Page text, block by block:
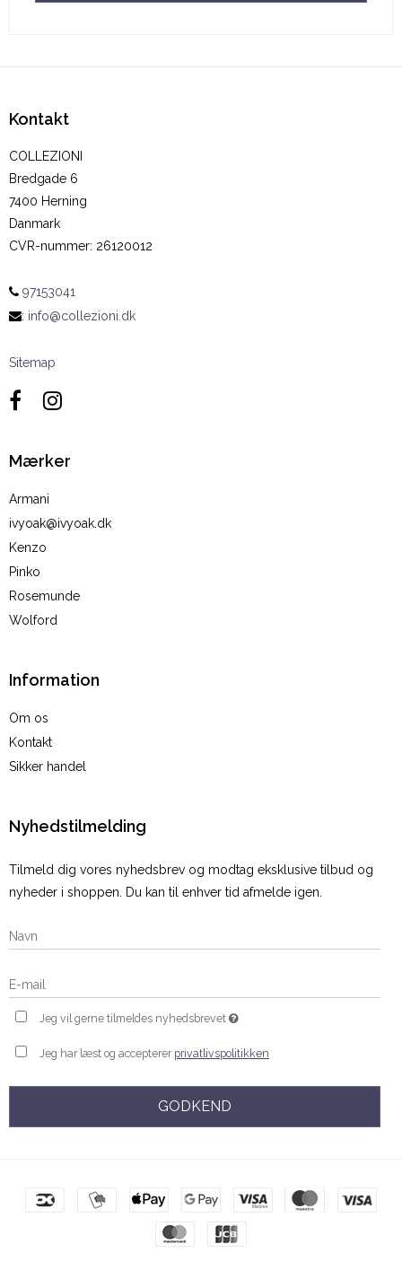
Kontakt
COLLEZIONI
Bredgade 6
7400 Herning
Danmark
CVR-nummer: 26120012
97153041
: info@collezioni.dk
Sitemap
Mærker
Armani
ivyoak@ivyoak.dk
Kenzo
Pinko
Rosemunde
Wolford
Information
Om os
Kontakt
Sikker handel
Nyhedstilmelding
Tilmeld dig vores nyhedsbrev og modtag eksklusive tilbud og
nyheder i shoppen. Du kan til enhver tid afmelde igen.
Jeg vil gerne tilmeldes nyhedsbrevet
Jeg har læst og accepterer privatlivspolitikken
GODKEND